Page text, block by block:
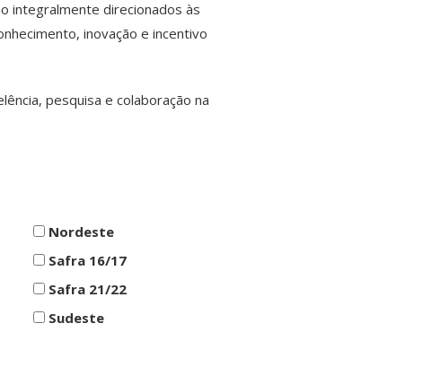
integralmente direcionados às
inovação e incentivo
pesquisa e colaboração na
Nordeste
Safra 16/17
Safra 21/22
Sudeste